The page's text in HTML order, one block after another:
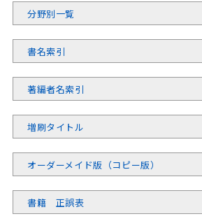
分野別一覧
書名索引
著編者名索引
増刷タイトル
オーダーメイド版（コピー版）
書籍 正誤表